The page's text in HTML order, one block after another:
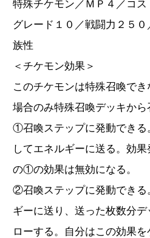
特殊チケモン／ＭＰ４／コス
グレード１０／戦闘力２５
族性
＜チケモン効果＞
このチケモンは特殊召喚で
場合のみ特殊召喚デッキから
①召喚ステップに発動できる
してエネルギーに送る。効
の①の効果は無効になる。
②召喚ステップに発動できる
ギーに送り、送った枚数分
ローする。自分はこの効果